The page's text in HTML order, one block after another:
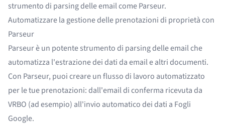
strumento di parsing delle email come Parseur.
Automatizzare la gestione delle prenotazioni di proprietà con
Parseur
Parseur è un potentestrumento di parsing delle emailche
automatizza l'estrazione dei datida email e altri documenti.
Con Parseur, puoi creare un flusso di lavoro automatizzato
per le tue prenotazioni: dall'email di conferma ricevuta da
VRBO (ad esempio) all'invio automatico dei dati a Fogli
Google.